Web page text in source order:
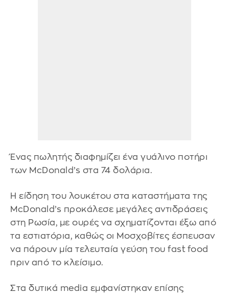
Ένας πωλητής διαφημίζει ένα γυάλινο ποτήρι
των McDonald’s στα 74 δολάρια.
Η είδηση του λουκέτου στα καταστήματα της
McDonald’s προκάλεσε μεγάλες αντιδράσεις
στη Ρωσία, με ουρές να σχηματίζονται έξω από
τα εστιατόρια, καθώς οι Μοσχοβίτες έσπευσαν
να πάρουν μία τελευταία γεύση του fast food
πριν από το κλείσιμο.
Στα δυτικά media εμφανίστηκαν επίσης